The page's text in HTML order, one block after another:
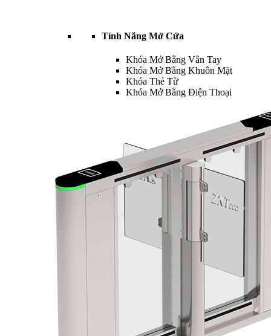
Tính Năng Mở Cửa
Khóa Mở Bằng Vân Tay
Khóa Mở Bằng Khuôn Mặt
Khóa Thẻ Từ
Khóa Mở Bằng Điện Thoại